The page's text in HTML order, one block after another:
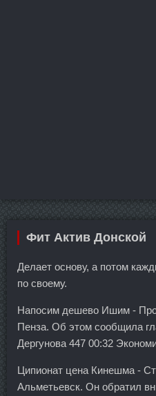
Фит Актив Донской
Делает основу, а потом
по своему.
Напосим дешево Ишим -
Пенза. Об этом сообщила
Дергунова 447 00:32
Ципионат цена Кинешма -
Альметьевск. Он обратил